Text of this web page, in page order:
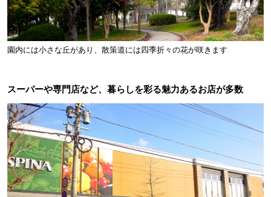
園内には小さな丘があり、散策道には四季折々の花が咲きます
スーパーや専門店など、暮らしを彩る魅力あるお店が多数